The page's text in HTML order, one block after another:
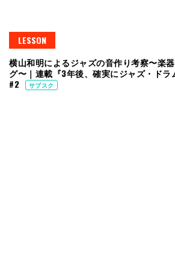
LESSON
横山和明によるジャズの音作り考察〜楽
グ〜｜連載『3年後、確実にジャズ・ドラ
#2
サブスク